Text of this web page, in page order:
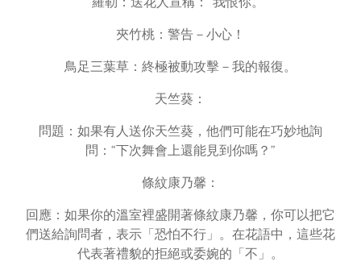
夾竹桃：警告－小心！
鳥足三葉草：終極被動攻擊－我的報復。
天竺葵：
問題：如果有人送你天竺葵，他們可能在巧妙地詢
問：“下次舞會上還能見到你嗎？”
條紋康乃馨：
回應：如果你的溫室裡盛開著條紋康乃馨，你可以把它
們送給詢問者，表示「恐怕不行」。在花語中，這些花
代表著禮貌的拒絕或委婉的「不」。